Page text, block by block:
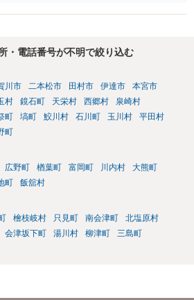
ます。RMTが許されているゲーム（海外の
・電話番号が不明で絞り込む
川市 二本松市 田村市 伊達市
本宮市
村 鏡石町 天栄村 西郷村
泉崎村
町 塙町 鮫川村 石川町 玉川村
平田村
町
広野町 楢葉町 富岡町 川内村
大熊町
町 飯舘村
檜枝岐村 只見町 南会津町
北塩原村
会津坂下町 湯川村 柳津町
三島町